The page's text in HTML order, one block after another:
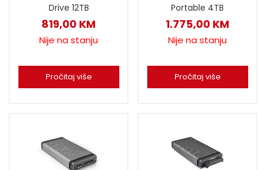
Drive 12TB
819,00 KM
Nije na stanju
Pročitaj više
Portable 4TB
1.775,00 KM
Nije na stanju
Pročitaj više